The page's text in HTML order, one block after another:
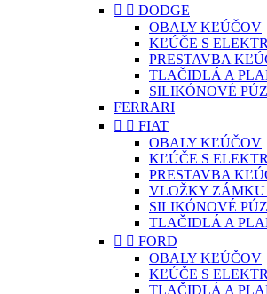
  DODGE
OBALY KĽÚČOV
KĽÚČE S
PRESTAVBA
TLAČIDLÁ A
SILIKÓNOVÉ
FERRARI
  FIAT
OBALY KĽÚČOV
KĽÚČE S
PRESTAVBA
VLOŽKY ZÁMKU
SILIKÓNOVÉ
TLAČIDLÁ A
  FORD
OBALY KĽÚČOV
KĽÚČE S
TLAČIDLÁ A